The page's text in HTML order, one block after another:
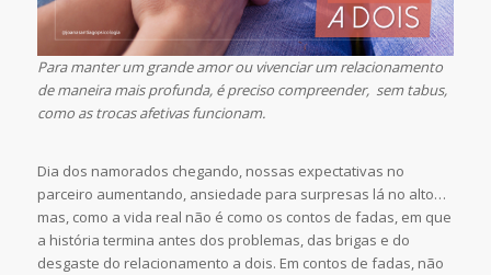
Para manter um grande amor ou vivenciar um relacionamento
de maneira mais profunda, é preciso compreender, sem tabus,
como as trocas afetivas funcionam.
Dia dos namorados chegando, nossas expectativas no
parceiro aumentando, ansiedade para surpresas lá no alto…
mas, como a vida real não é como os contos de fadas, em que
a história termina antes dos problemas, das brigas e do
desgaste do relacionamento a dois. Em contos de fadas, não